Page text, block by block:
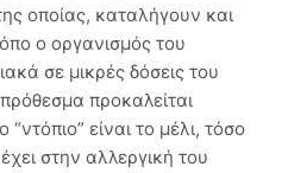
οποίας, καταλήγουν και
ο οργανισμός του
σε μικρές δόσεις του
προκαλείται
είναι το μέλι, τόσο
στην αλλεργική του